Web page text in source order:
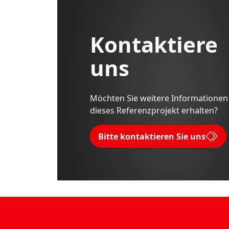
Kontaktiere
uns
Möchten Sie weitere
dieses Referenzprojekt erhalten?
Bitte kontaktieren Sie uns